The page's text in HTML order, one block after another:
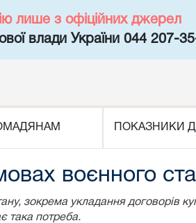
лише з офіційних джерел
влади України 044 207-
ПОКАЗНИКИ
воєнного
зокрема укладання договорів
така потреба.